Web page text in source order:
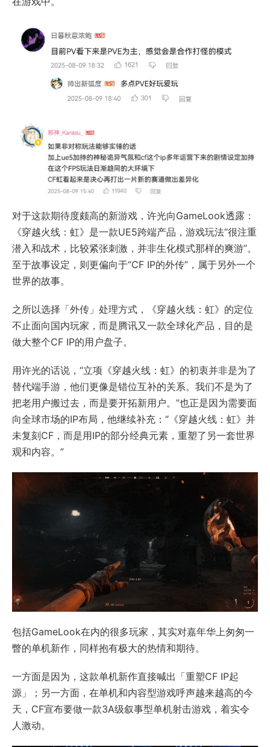
对于这款期待度颇高的新游戏，许光向GameLook透露：
《穿越火线：虹》是一款UE5跨端产品，游戏玩法“很注重
潜入和战术，比较紧张刺激，并非生化模式那样的爽游”。
至于故事设定，则更偏向于“CF IP的外传”，属于另外一个
世界的故事。
之所以选择「外传」处理方式，《穿越火线：虹》的定位
不止面向国内玩家，而是腾讯又一款全球化产品，目的是
做大整个CF IP的用户盘子。
用许光的话说，“立项《穿越火线：虹》的初衷并非是为了
替代端手游，他们更像是错位互补的关系。我们不是为了
把老用户搬过去，而是要开拓新用户。”也正是因为需要面
向全球市场的IP布局，他继续补充：“《穿越火线：虹》并
未复刻CF，而是用IP的部分经典元素，重塑了另一套世界
观和内容。”
包括GameLook在内的很多玩家，其实对嘉年华上匆匆一
瞥的单机新作，同样抱有极大的热情和期待。
一方面是因为，这款单机新作直接喊出「重塑CF IP起
源」；另一方面，在单机和内容型游戏呼声越来越高的今
天，CF宣布要做一款3A级叙事型单机射击游戏，着实令
人激动。